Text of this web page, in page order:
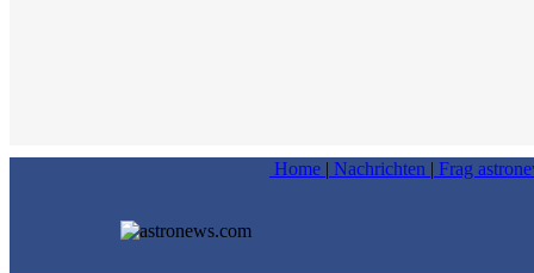
Home | Nachrichten | Frag